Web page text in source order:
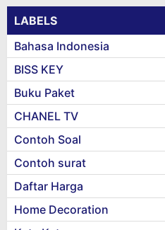
LABELS
Bahasa Indonesia
BISS KEY
Buku Paket
CHANEL TV
Contoh Soal
Contoh surat
Daftar Harga
Home Decoration